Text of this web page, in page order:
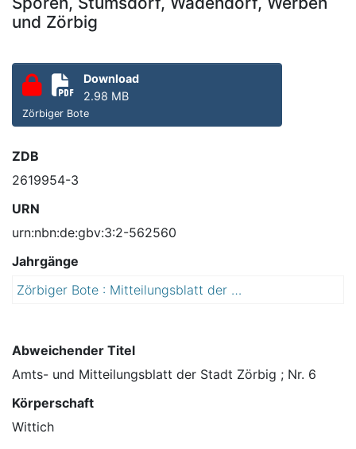
und Zörbig
Download
2.98 MB
Zörbiger Bote
ZDB
2619954-3
URN
urn:nbn:de:gbv:3:2-562560
Jahrgänge
Zörbiger Bote : Mitteilungsblatt der Stadt Zörbig mit den Ortsteilen Cösitz, Göttnitz, Großzöberitz, Löberitz, Löbersdorf, Mößlitz, Priesdorf, Prussendorf, Quetzdölsdorf, Rieda, Salzfurtkapelle, Schrenz, Schortewitz, Spören, Stumsdorf, Wadendorf, Werben und Zörbig
Abweichender Titel
Amts- und Mitteilungsblatt der Stadt Zörbig ; Nr. 6
Körperschaft
Wittich